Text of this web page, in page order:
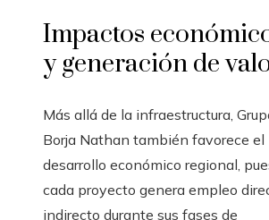
Impactos
y generación de
Más allá de la infraestructura,
Borja Nathan también favorece el
desarrollo económico regional,
cada proyecto genera empleo
indirecto durante sus fases de